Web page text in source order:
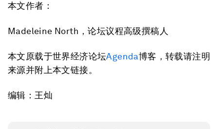
本文作者：
Madeleine North，论坛议程高级撰稿人
本文原载于世界经济论坛Agenda博客，转载请注明
来源并附上本文链接。
编辑：王灿